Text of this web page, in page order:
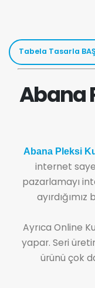
Tabela Tasarla
Abana
Abana Pleksi
internet
pazarlamayı
Ayrıca Online
yapar. Seri
ürünü çok